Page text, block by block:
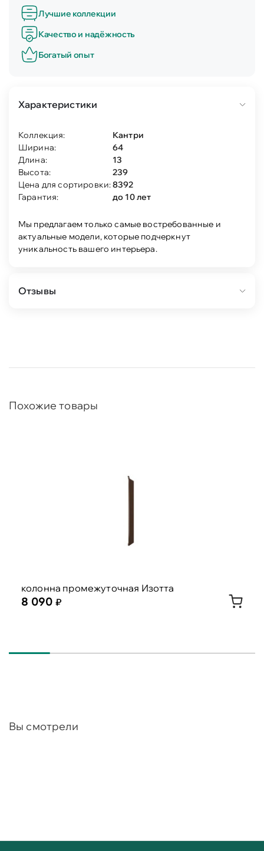
Лучшие коллекции
Качество и надёжность
Богатый опыт
Характеристики
Коллекция:
Кантри
Ширина:
64
Длина:
13
Высота:
239
Цена для сортировки:8392
Гарантия:
до 10 лет
Мы предлагаем только самые востребованные и
актуальные модели, которые подчеркнут
уникальность вашего интерьера.
Отзывы
Похожие товары
колонна промежуточная Изотта
8 090
Вы смотрели